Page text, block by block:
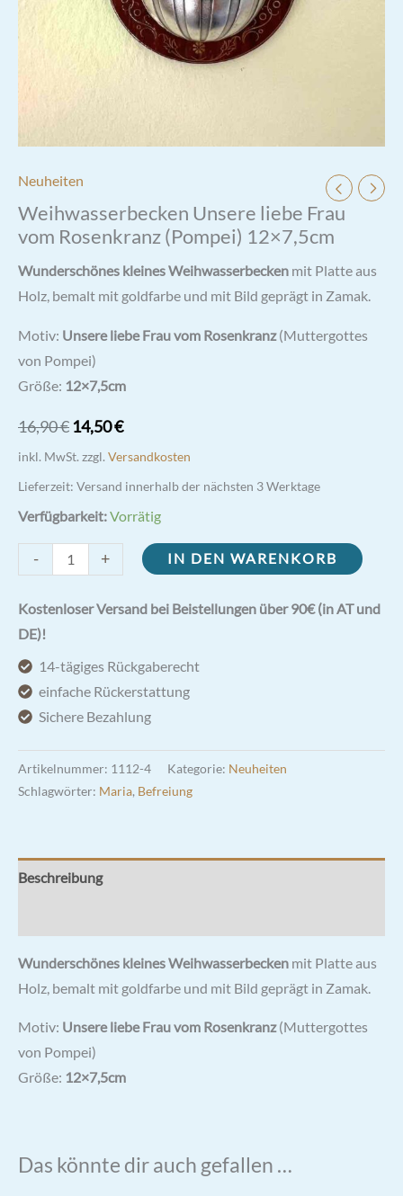
Neuheiten
Weihwasserbecken Unsere liebe Frau
vom Rosenkranz (Pompei) 12×7,5cm
Wunderschönes kleines Weihwasserbecken mit Platte aus
Holz, bemalt mit goldfarbe und mit Bild geprägt in Zamak.
Motiv: Unsere liebe Frau vom Rosenkranz(Muttergottes
von Pompei)
Größe: 12×7,5cm
16,90€ Ursprünglicher
Preis
war:
16,90 €
14,50€Aktueller
Preis
ist:
14,50 €.
inkl. MwSt. zzgl. Versandkosten
Lieferzeit: Versand innerhalb der nächsten 3 Werktage
Verfügbarkeit:Vorrätig
-
Weihwasserbecken
Unsere
liebe
Frau
vom
Rosenkranz
(Pompei)
Menge
+ IN DEN WARENKORB
Kostenloser Versand bei Beistellungen über 90€ (in AT und
DE)!
14-tägiges Rückgaberecht
einfache Rückerstattung
Sichere Bezahlung
Artikelnummer: 1112-4 Kategorie: Neuheiten
Schlagwörter: Maria, Befreiung
Beschreibung
Wunderschönes kleines Weihwasserbecken mit Platte aus
Holz, bemalt mit goldfarbe und mit Bild geprägt in Zamak.
Motiv: Unsere liebe Frau vom Rosenkranz(Muttergottes
von Pompei)
Größe: 12×7,5cm
Das könnte dir auch gefallen …